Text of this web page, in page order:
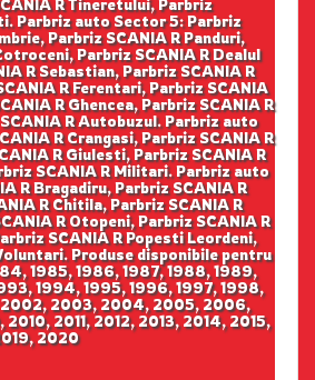
R Tineretului, Parbriz
Parbriz auto Sector 5: Parbriz
Parbriz SCANIA R Panduri,
Parbriz SCANIA R Dealul
R Sebastian, Parbriz SCANIA R
R Ferentari, Parbriz SCANIA
R Ghencea, Parbriz SCANIA R
R Autobuzul. Parbriz auto
R Crangasi, Parbriz SCANIA R
R Giulesti, Parbriz SCANIA R
SCANIA R Militari. Parbriz auto
R Bragadiru, Parbriz SCANIA R
R Chitila, Parbriz SCANIA R
R Otopeni, Parbriz SCANIA R
SCANIA R Popesti Leordeni,
Produse disponibile pentru
1985, 1986, 1987, 1988, 1989,
1994, 1995, 1996, 1997, 1998,
2003, 2004, 2005, 2006,
2011, 2012, 2013, 2014, 2015,
2020